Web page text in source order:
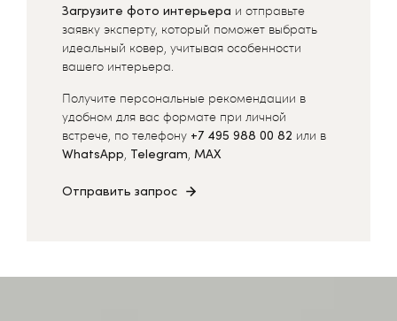
Загрузите фото интерьера и отправьте
заявку эксперту, который поможет выбрать
идеальный ковер, учитывая особенности
вашего интерьера.
Получите персональные рекомендации в
удобном для вас формате при личной
встрече, по телефону +7 495 988 00 82 или в
WhatsApp, Telegram, MAX
Отправить запрос